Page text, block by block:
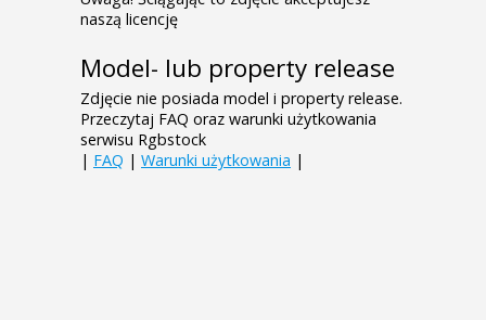
naszą licencję
Model- lub property release
Zdjęcie nie posiada model i property release.
Przeczytaj FAQ oraz warunki użytkowania
serwisu Rgbstock
| FAQ | Warunki użytkowania |